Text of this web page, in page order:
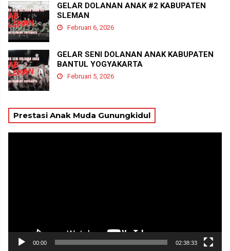
GELAR DOLANAN ANAK #2 KABUPATEN
SLEMAN
Februari 6, 2026
GELAR SENI DOLANAN ANAK KABUPATEN
BANTUL YOGYAKARTA
Februari 5, 2026
Prestasi Anak Muda Gunungkidul
00:00 02:38:33